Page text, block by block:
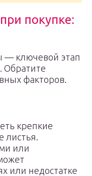
покупке:
— ключевой этап
Обратите
факторов.
крепкие
листья.
или
или недостатке